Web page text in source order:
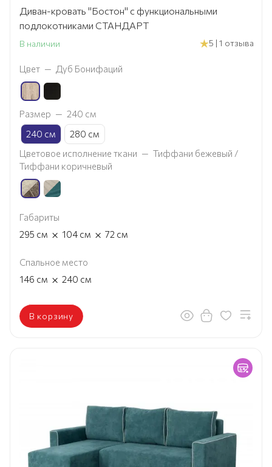
Диван-кровать "Бостон" с функциональными
подлокотниками СТАНДАРТ
В наличии 5 | 1 отзыва
Цвет — Дуб Бонифаций
Размер — 240 см
240 см
280 см
Цветовое исполнение ткани — Тиффани бежевый /
Тиффани коричневый
Габариты
295 см × 104 см × 72 см
Спальное место
146 см × 240 см
В корзину